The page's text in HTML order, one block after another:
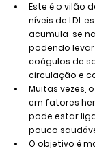
Este é o vilão
níveis de LDL
acumula-se
podendo
coágulos de
circulação e
Muitas vezes,
em fatores
pode estar
pouco
O objetivo é